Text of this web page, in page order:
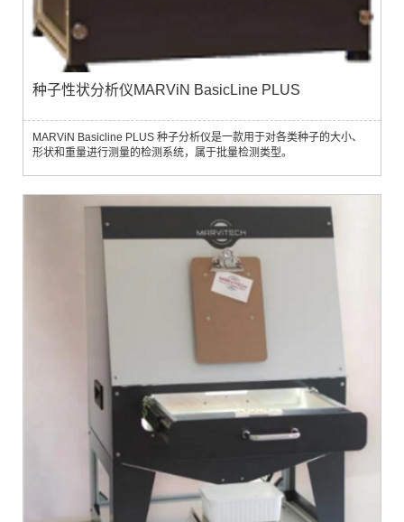
种子性状分析仪MARViN BasicLine PLUS
MARViN Basicline PLUS 种子分析仪是一款用于对各类种子的大小、
形状和重量进行测量的检测系统，属于批量检测类型。